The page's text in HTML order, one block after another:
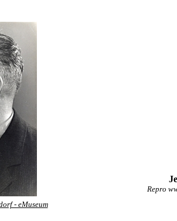
- eMuseum
Repro